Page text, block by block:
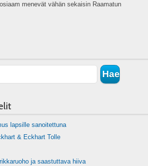
menevät vähän sekaisin Raamatun
lapsille sanoitettuna
& Eckhart Tolle
ja saastuttava hiiva